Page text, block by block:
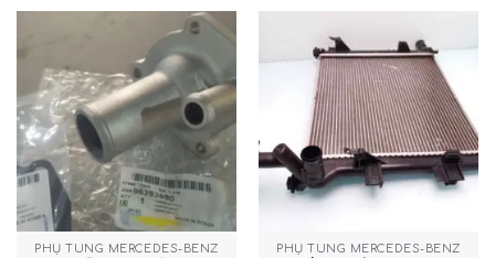
PHỤ TÙNG MERCEDES-BENZ PHỤ TÙNG MERCEDES-BENZ